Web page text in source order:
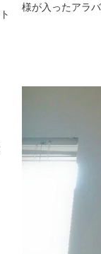
様が入ったアラ